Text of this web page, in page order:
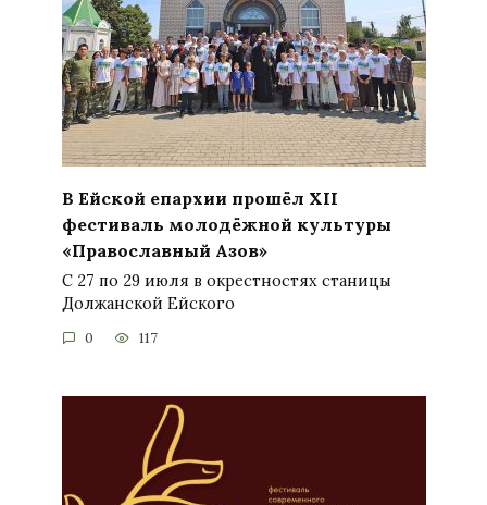
В Ейской епархии прошёл XII
фестиваль молодёжной культуры
«Православный Азов»
С 27 по 29 июля в окрестностях станицы
Должанской Ейского
0 117